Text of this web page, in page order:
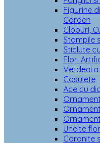
Figurine
Garden
Globuri,
Stampile
Sticlute
Flori
Verdeata
Cosulete
Ace cu
Unelte
Coronite